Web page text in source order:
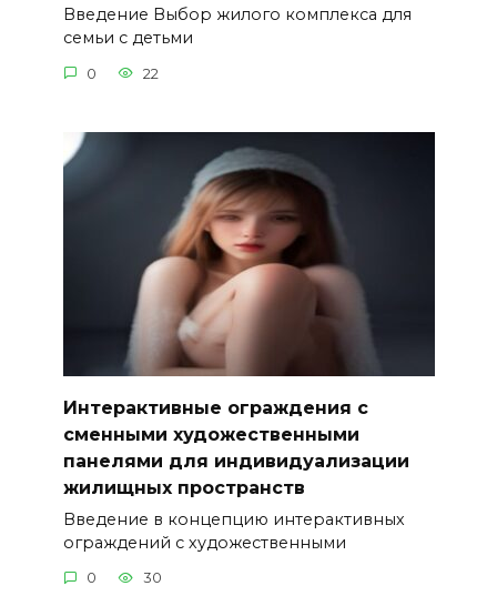
Введение Выбор жилого комплекса для
семьи с детьми
0 22
Интерактивные ограждения с
сменными художественными
панелями для индивидуализации
жилищных пространств
Введение в концепцию интерактивных
ограждений с художественными
0 30